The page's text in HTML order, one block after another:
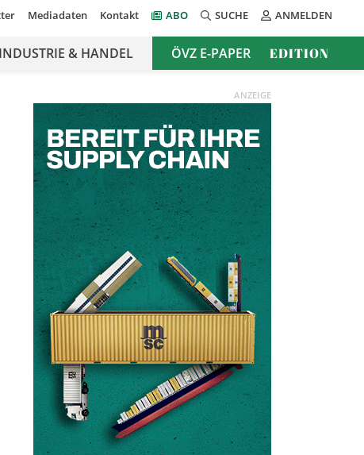
Mediadaten Kontakt ABO SUCHE ANMELDEN
INDUSTRIE & HANDEL ÖVZ E-PAPER EDITION
ANZEIGE